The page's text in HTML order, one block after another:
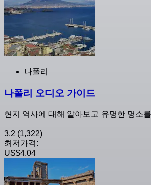
나폴리
나폴리 오디오 가이드
현지 역사에 대해 알아보고 유명한 명소
3.2 (1,322)
최저가격:
US$4.04